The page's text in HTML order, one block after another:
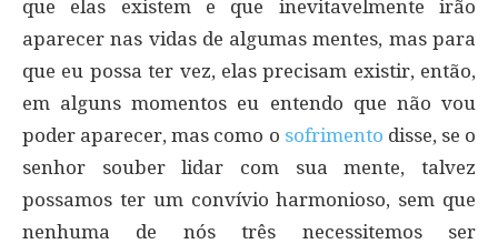
que elas existem e que inevitavelmente irão
aparecer nas vidas de algumas mentes, mas para
que eu possa ter vez, elas precisam existir, então,
em alguns momentos eu entendo que não vou
poder aparecer, mas como o sofrimento disse, se o
senhor souber lidar com sua mente, talvez
possamos ter um convívio harmonioso, sem que
nenhuma de nós três necessitemos ser